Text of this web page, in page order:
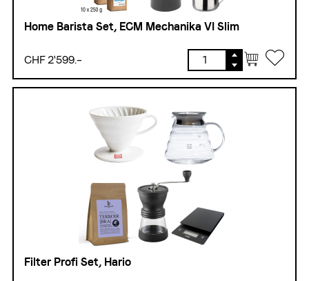
Home Barista Set, ECM Mechanika VI Slim
CHF 2'599.–
Filter Profi Set, Hario